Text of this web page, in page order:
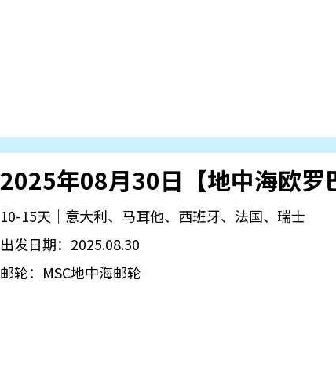
2025年08月30日【地中海欧罗
10-15天｜意大利、马耳他、西班牙、法国、瑞士
出发日期：2025.08.30
邮轮：MSC地中海邮轮